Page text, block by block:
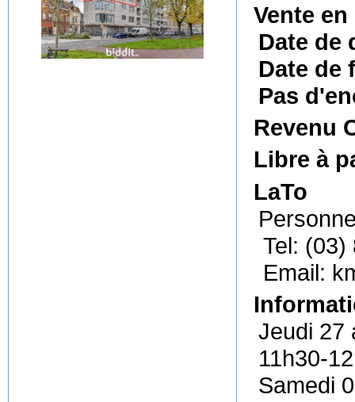
Vente
Date de
Date de
Pas
Revenu
Libre à
LaTo
Tel: (03)
Email:
Jeudi 27
11h30-
Samedi